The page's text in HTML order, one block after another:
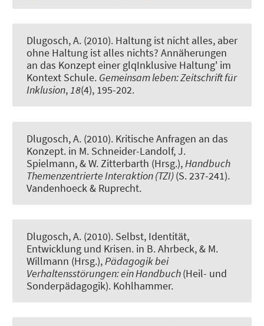
Dlugosch, A. (2010). Haltung ist nicht alles, aber
ohne Haltung ist alles nichts? Annäherungen
an das Konzept einer glqInklusive Haltung' im
Kontext Schule. Gemeinsam leben: Zeitschrift für
Inklusion,18(4), 195-202.
Dlugosch, A. (2010). Kritische Anfragen an das
Konzept. in M. Schneider-Landolf, J.
Spielmann, & W. Zitterbarth (Hrsg.), Handbuch
Themenzentrierte Interaktion (TZI)(S. 237-241).
Vandenhoeck & Ruprecht.
Dlugosch, A. (2010). Selbst, Identität,
Entwicklung und Krisen. in B. Ahrbeck, & M.
Willmann (Hrsg.),Pädagogik bei
Verhaltensstörungen: ein Handbuch(Heil- und
Sonderpädagogik). Kohlhammer.